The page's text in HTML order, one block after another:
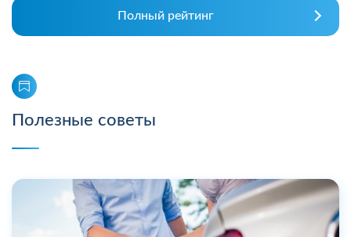
Полный рейтинг
Полезные советы